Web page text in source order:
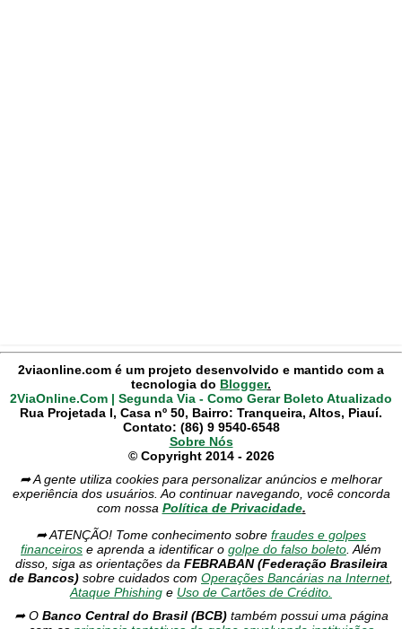
2viaonline.com é um projeto desenvolvido e mantido com a
tecnologia do Blogger.
2ViaOnline.Com | Segunda Via - Como Gerar Boleto Atualizado
Rua Projetada I, Casa nº 50, Bairro: Tranqueira, Altos, Piauí.
Contato: (86) 9 9540-6548
Sobre Nós
© Copyright 2014 - 2026
➦ A gente utiliza cookies para personalizar anúncios e melhorar
experiência dos usuários. Ao continuar navegando, você concorda
com nossa Política de Privacidade.
➦ ATENÇÃO! Tome conhecimento sobre fraudes e golpes
financeiros e aprenda a identificar o golpe do falso boleto . Além
disso, siga as orientações da FEBRABAN (Federação Brasileira
de Bancos) sobre cuidados com Operações Bancárias na Internet,
Ataque Phishing e Uso de Cartões de Crédito.
➦ O Banco Central do Brasil (BCB)também possui uma página